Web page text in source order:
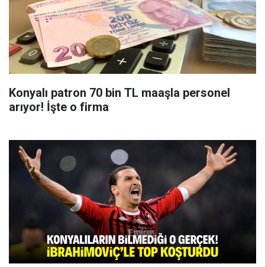
Konyalı patron 70 bin TL maaşla personel
arıyor! İşte o firma